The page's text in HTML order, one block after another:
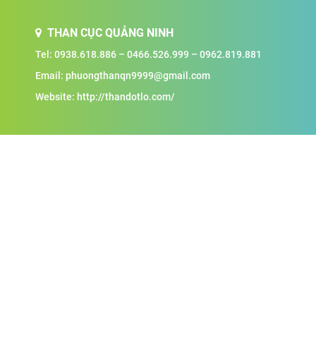
THAN CỤC QUẢNG NINH
Tel: 0938.618.886 – 0466.526.999 – 0962.819.881
Email: phuongthanqn9999@gmail.com
Website: http://thandotlo.com/